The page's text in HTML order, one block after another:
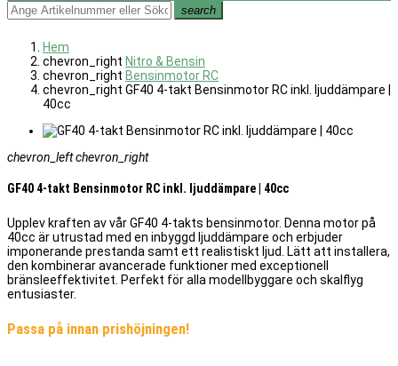
search
Hem
chevron_right Nitro & Bensin
chevron_right Bensinmotor RC
chevron_right GF40 4-takt Bensinmotor RC inkl. ljuddämpare |
40cc
chevron_leftchevron_right
GF40 4-takt Bensinmotor RC inkl. ljuddämpare | 40cc
Upplev kraften av vår GF40 4-takts bensinmotor. Denna motor på
40cc är utrustad med en inbyggd ljuddämpare och erbjuder
imponerande prestanda samt ett realistiskt ljud. Lätt att installera,
den kombinerar avancerade funktioner med exceptionell
bränsleeffektivitet. Perfekt för alla modellbyggare och skalflyg
entusiaster.
Passa på innan prishöjningen!